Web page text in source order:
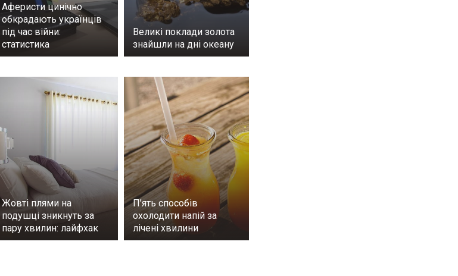
Аферисти цинічно
обкрадають українців
під час війни:
статистика
Великі поклади золота
знайшли на дні океану
Жовті плями на
подушці зникнуть за
пару хвилин: лайфхак
П’ять способів
охолодити напій за
лічені хвилини